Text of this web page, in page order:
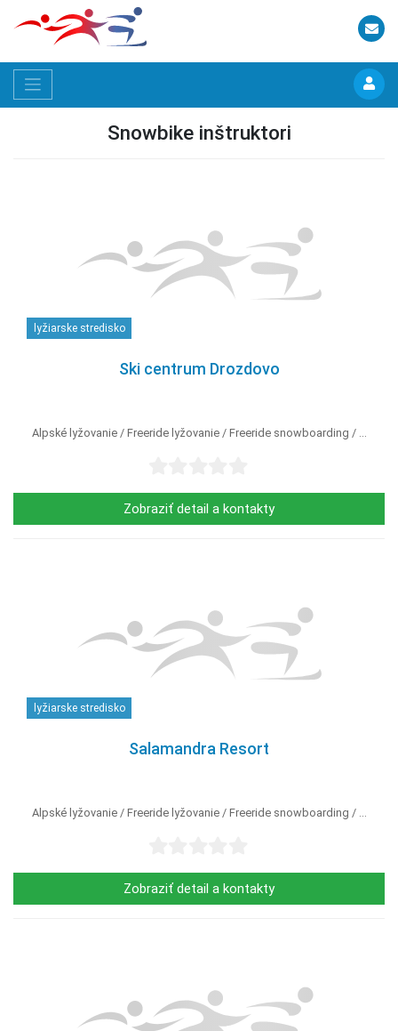
Snowbike inštruktori
lyžiarske stredisko
Ski centrum Drozdovo
Alpské lyžovanie Freeride lyžovanie Freeride snowboarding ...
Zobraziť detail a kontakty
lyžiarske stredisko
Salamandra Resort
Alpské lyžovanie Freeride lyžovanie Freeride snowboarding ...
Zobraziť detail a kontakty